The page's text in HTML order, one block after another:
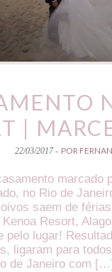
|
22/03/2017 - POR
marcado
no Rio de
saem de
Resort,
pelo lugar!
ligaram para
de Janeiro com […]